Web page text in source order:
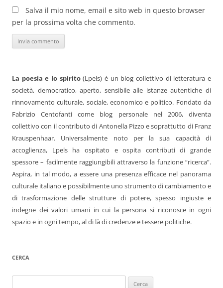
Salva il mio nome, email e sito web in questo browser
per la prossima volta che commento.
La poesia e lo spirito(Lpels) è un blog collettivo di letteratura e
società, democratico, aperto, sensibile alle istanze autentiche di
rinnovamento culturale, sociale, economico e politico. Fondato da
Fabrizio Centofanti come blog personale nel 2006, diventa
collettivo con il contributo di Antonella Pizzo e soprattutto di Franz
Krauspenhaar. Universalmente noto per la sua capacità di
accoglienza, Lpels ha ospitato e ospita contributi di grande
spessore – facilmente raggiungibili attraverso la funzione “ricerca”.
Aspira, in tal modo, a essere una presenza efficace nel panorama
culturale italiano e possibilmente uno strumento di cambiamento e
di trasformazione delle strutture di potere, spesso ingiuste e
indegne dei valori umani in cui la persona si riconosce in ogni
spazio e in ogni tempo, al di là di credenze e tessere politiche.
CERCA